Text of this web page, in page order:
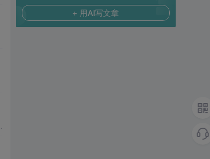
+ 用AI写文章